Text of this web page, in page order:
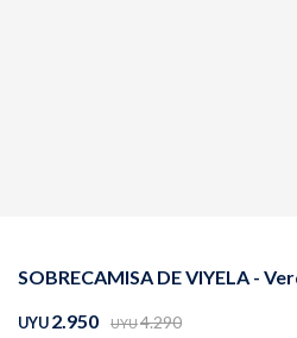
SOBRECAMISA DE VIYELA -
UYU2.950 UYU4.290